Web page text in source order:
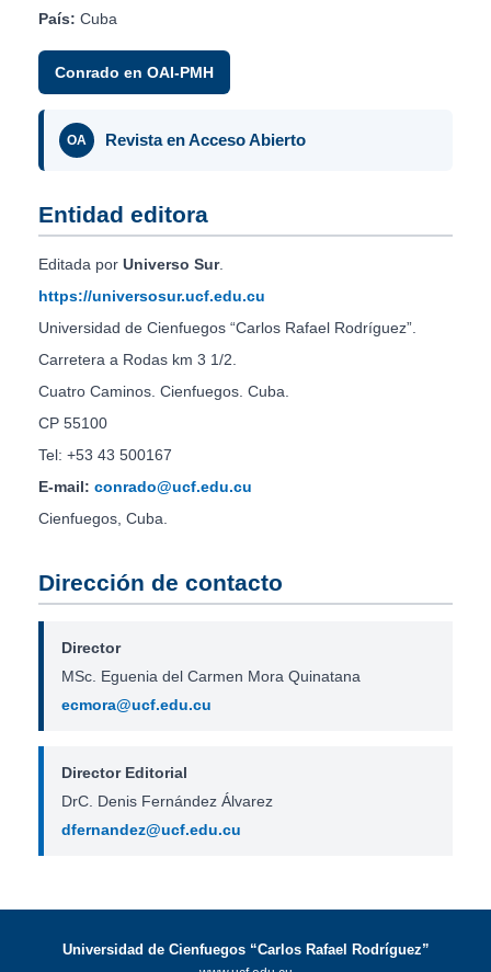
País: Cuba
Conrado en OAI-PMH
OA Revista en Acceso Abierto
Entidad editora
Editada por Universo Sur.
https://universosur.ucf.edu.cu
Universidad de Cienfuegos “Carlos Rafael Rodríguez”.
Carretera a Rodas km 3 1/2.
Cuatro Caminos. Cienfuegos. Cuba.
CP 55100
Tel: +53 43 500167
E-mail: conrado@ucf.edu.cu
Cienfuegos, Cuba.
Dirección de contacto
Director
MSc. Eguenia del Carmen Mora Quinatana
ecmora@ucf.edu.cu
Director Editorial
DrC. Denis Fernández Álvarez
dfernandez@ucf.edu.cu
Universidad de Cienfuegos “Carlos Rafael Rodríguez”